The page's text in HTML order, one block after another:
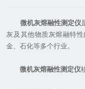
微机灰熔融性测定仪
灰及其他物质灰熔融特
金、石化等多个行业。
微机灰熔融性测定仪